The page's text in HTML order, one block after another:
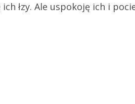
łzy. Ale uspokoję ich i